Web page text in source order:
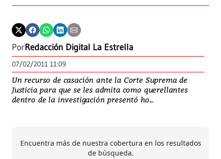
PorRedacción Digital La Estrella
07/02/2011 11:09
Un recurso de casación ante la Corte Suprema de
Justicia para que se les admita como querellantes
dentro de la investigación presentó ho...
Encuentra más de nuestra cobertura en los resultados
de búsqueda.